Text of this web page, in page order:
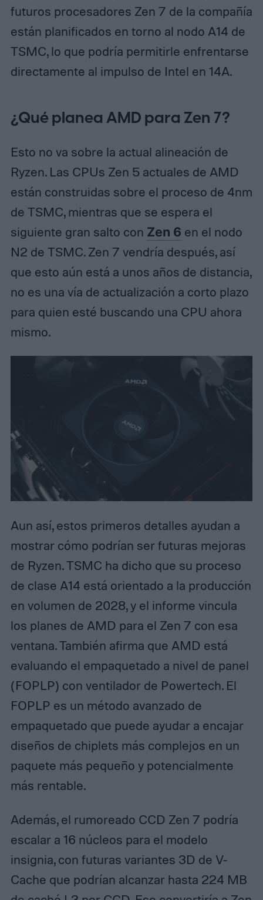
futuros procesadores Zen 7 de la compañía
están planificados en torno al nodo A14 de
TSMC, lo que podría permitirle enfrentarse
directamente al impulso de Intel en 14A.
¿Qué planea AMD para Zen 7?
Esto no va sobre la actual alineación de
Ryzen. Las CPUs Zen 5 actuales de AMD
están construidas sobre el proceso de 4nm
de TSMC, mientras que se espera el
siguiente gran salto con Zen 6 en el nodo
N2 de TSMC. Zen 7 vendría después, así
que esto aún está a unos años de distancia,
no es una vía de actualización a corto plazo
para quien esté buscando una CPU ahora
mismo.
Aun así, estos primeros detalles ayudan a
mostrar cómo podrían ser futuras mejoras
de Ryzen. TSMC ha dicho que su proceso
de clase A14 está orientado a la producción
en volumen de 2028, y el informe vincula
los planes de AMD para el Zen 7 con esa
ventana. También afirma que AMD está
evaluando el empaquetado a nivel de panel
(FOPLP) con ventilador de Powertech. El
FOPLP es un método avanzado de
empaquetado que puede ayudar a encajar
diseños de chiplets más complejos en un
paquete más pequeño y potencialmente
más rentable.
Además, el rumoreado CCD Zen 7 podría
escalar a 16 núcleos para el modelo
insignia, con futuras variantes 3D de V-
Cache que podrían alcanzar hasta 224 MB